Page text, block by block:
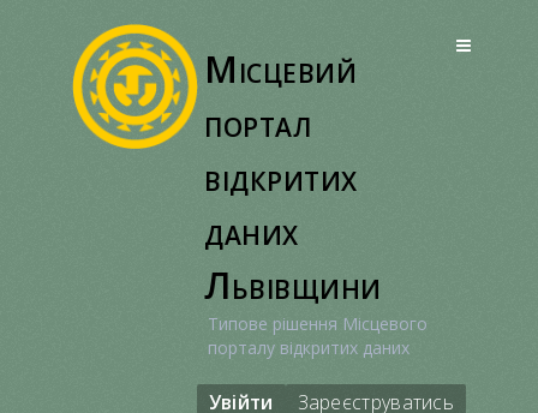
Місцевий
портал
відкритих
даних
Львівщини
Типове рішення Місцевого
порталу відкритих даних
Увійти Зареєструватись